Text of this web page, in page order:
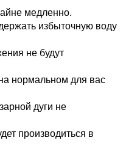
медленно.
избыточную воду
не будут
нормальном для вас
дуги не
производиться в